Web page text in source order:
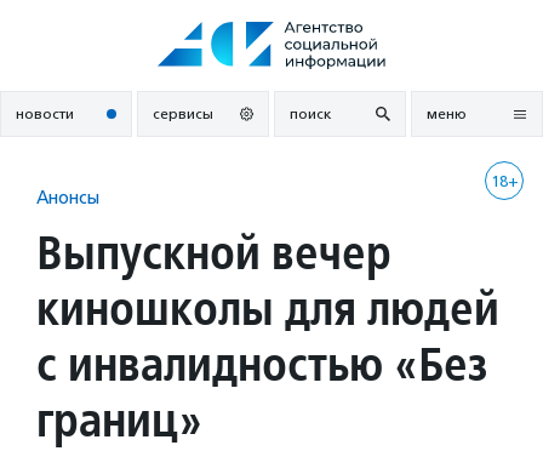
новости сервисы поиск меню
18+
Анонсы
Выпускной вечер
киношколы для людей
с инвалидностью «Без
границ»